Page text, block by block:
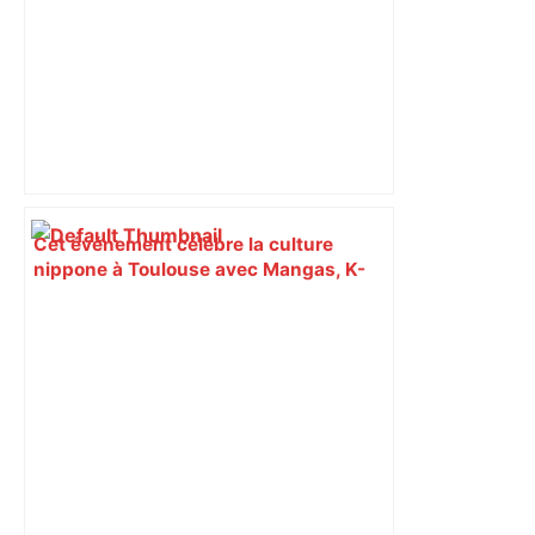
Cet événement célèbre la culture
nippone à Toulouse avec Mangas, K-